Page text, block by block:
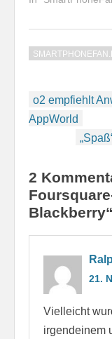
meiner Telekom-
Samsung Galaxy
o2 empfiehlt
AppWorld
2
Blackberry“
21.
Vielleicht
irgendeinem